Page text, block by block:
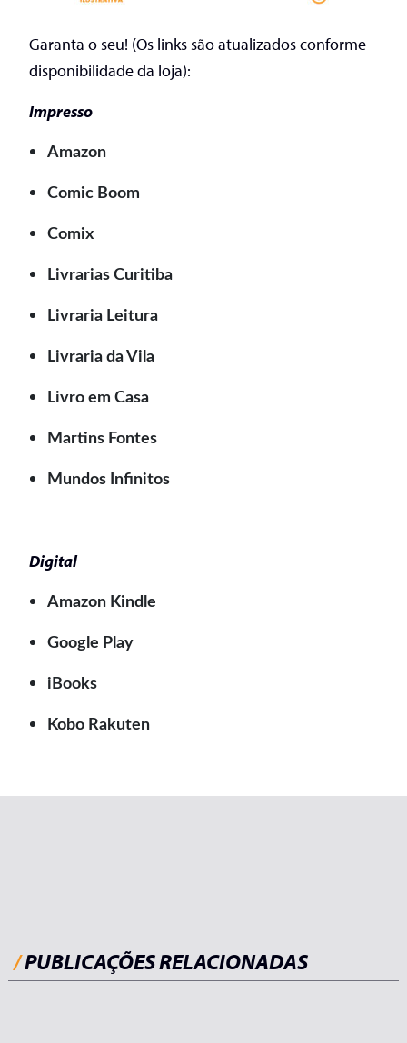
Garanta o seu! (Os links são atualizados conforme
disponibilidade da loja):
Impresso
Amazon
Comic Boom
Comix
Livrarias Curitiba
Livraria Leitura
Livraria da Vila
Livro em Casa
Martins Fontes
Mundos Infinitos
Digital
Amazon Kindle
Google Play
iBooks
Kobo Rakuten
/PUBLICAÇÕES RELACIONADAS